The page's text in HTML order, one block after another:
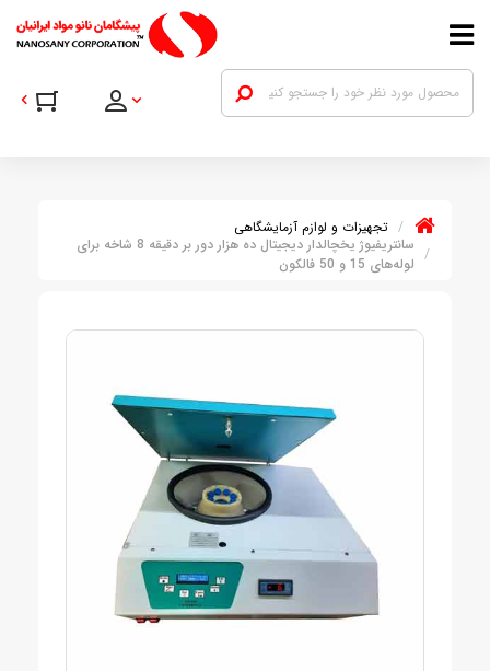
تجهیزات و لوازم آزمایشگاهی
سانتریفیوژ یخچالدار دیجیتال ده هزار دور بر دقیقه 8 شاخه برای
لوله‌های 15 و 50 فالکون